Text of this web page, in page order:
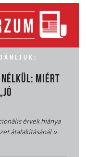
MIÉRT
érvek hiánya
átalakításánál»